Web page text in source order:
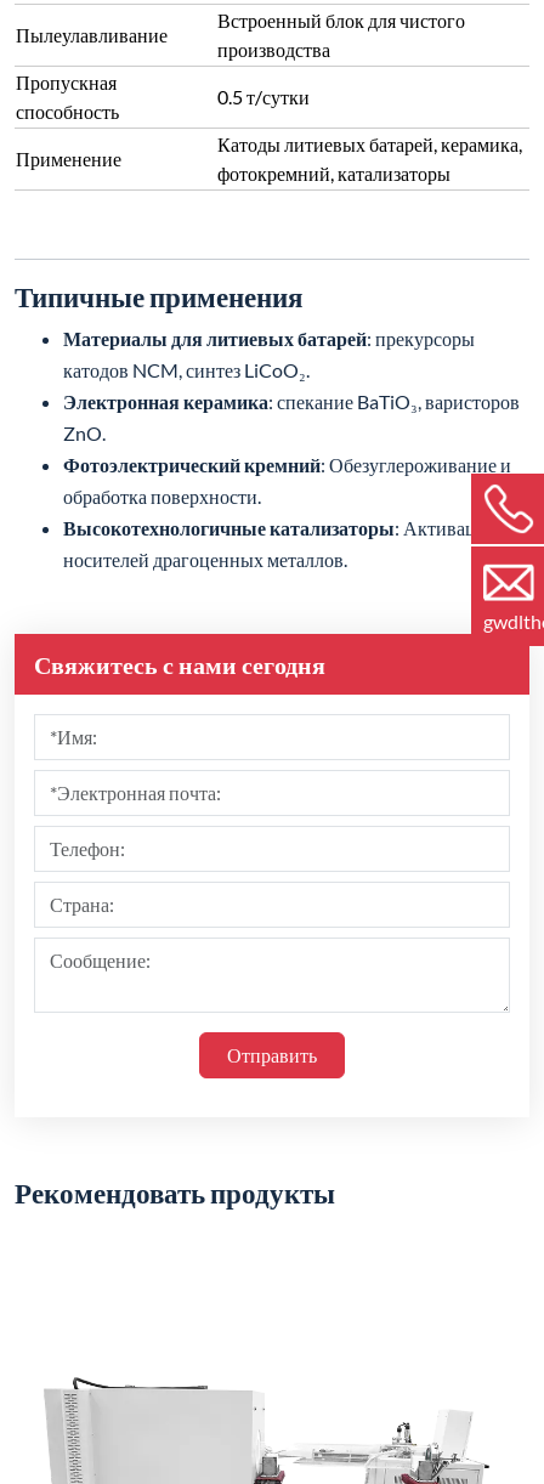
Пылеулавливание
Встроенный блок для чистого
производства
Пропускная
способность
0.5 т/сутки
Применение
Катоды литиевых батарей, керамика,
фотокремний, катализаторы
Типичные применения
Материалы для литиевых батарей: прекурсоры
катодов NCM, синтез LiCoO₂.
Электронная керамика: спекание BaTiO₃, варисторов
ZnO.
Фотоэлектрический кремний: Обезуглероживание и
обработка поверхности.
Высокотехнологичные катализаторы: Активация
носителей драгоценных металлов.
Свяжитесь с нами сегодня
Отправить
Рекомендовать продукты